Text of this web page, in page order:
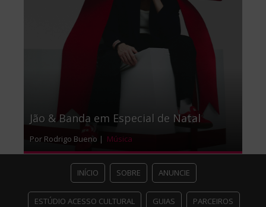
Jão & Banda em Especial de Natal
Por Rodrigo Bueno | Música
INÍCIO SOBRE ANUNCIE
ESTÚDIO ACESSO CULTURAL GUIAS PARCEIROS